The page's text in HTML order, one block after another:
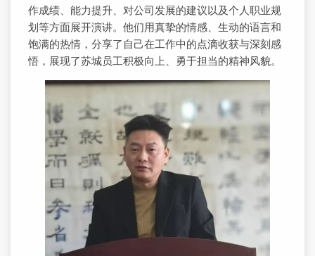
作成绩、能力提升、对公司发展的建议以及个人职业规
划等方面展开演讲。他们用真挚的情感、生动的语言和
饱满的热情，分享了自己在工作中的点滴收获与深刻感
悟，展现了苏城员工积极向上、勇于担当的精神风貌。